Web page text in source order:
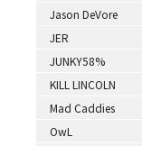
Jason DeVore
JER
JUNKY58%
KILL LINCOLN
Mad Caddies
OwL